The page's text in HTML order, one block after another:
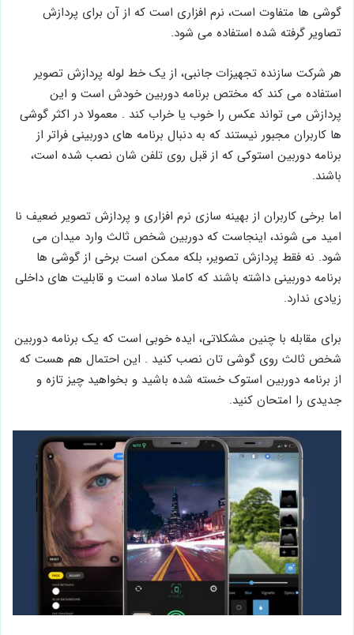
گوشی ها متفاوت است، نرم‌ افزاری است که از آن برای پردازش
تصاویر گرفته شده استفاده می شود.
هر شرکت سازنده تجهیزات جانبی، از یک خط لوله پردازش تصویر
استفاده می کند که مختص برنامه دوربین خودش است و این
پردازش می تواند عکس را خوب یا خراب کند . معمولا در اکثر گوشی
ها کاربران مجبور نیستند که به دنبال برنامه های دوربینی فراتر از
برنامه دوربین استوکی که از قبل روی تلفن شان نصب شده است،
باشند.
اما برخی کاربران از بهینه سازی نرم افزاری و پردازش تصویر ضعیف نا
امید می شوند، اینجاست که دوربین شخص ثالث وارد میدان می
شود. نه فقط پردازش تصویر، بلکه ممکن است برخی از گوشی ‌ها
برنامه دوربینی داشته باشند که کاملا ساده است و قابلیت های داخلی
زیادی ندارد.
برای مقابله با چنین مشکلاتی، ایده خوبی است که یک برنامه دوربین
شخص ثالث روی گوشی تان نصب کنید . این احتمال هم هست که
از برنامه دوربین استوک خسته شده باشید و بخواهید چیز تازه و
جدیدی را امتحان کنید.